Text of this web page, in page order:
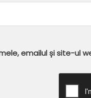
emailul și site-ul